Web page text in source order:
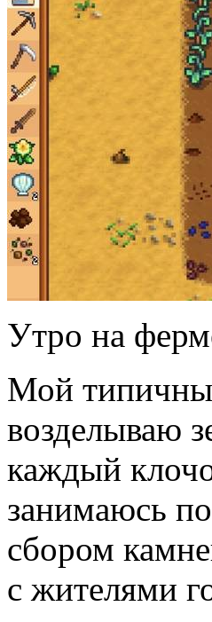
Утро на
Мой
возделываю
каждый
занимаюсь
сбором
с жителями